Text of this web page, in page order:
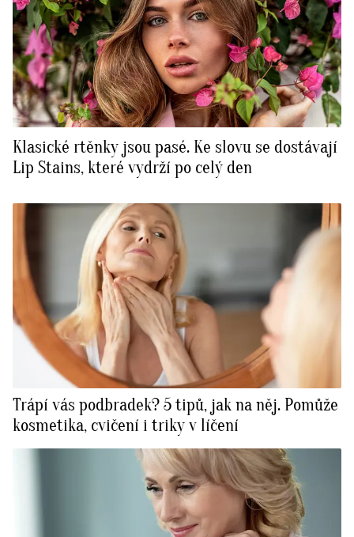
Klasické rtěnky jsou pasé. Ke slovu se dostávají
Lip Stains, které vydrží po celý den
Trápí vás podbradek? 5 tipů, jak na něj. Pomůže
kosmetika, cvičení i triky v líčení